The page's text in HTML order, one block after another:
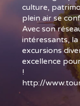
culture,
plein air se
Avec son
intéressants,
excursions
excellence
!
http://